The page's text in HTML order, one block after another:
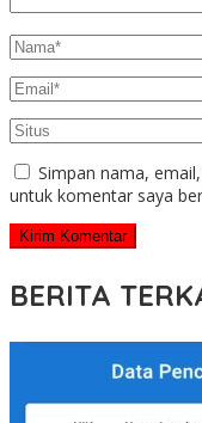
Simpan nama,
untuk komentar saya
BERITA